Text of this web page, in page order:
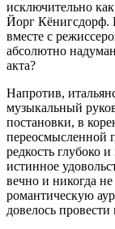
исключительно
Йорг Кёнигсдорф.
вместе с
абсолютно
акта?
Напротив,
музыкальный
постановки, в
переосмысленной
редкость глубоко
истинное
вечно и никогда
романтическую
довелось